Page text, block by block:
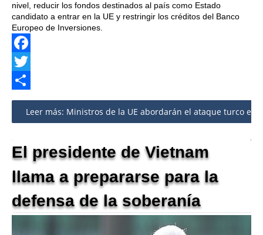
nivel, reducir los fondos destinados al país como Estado
candidato a entrar en la UE y restringir los créditos del Banco
Europeo de Inversiones.
Facebook
Twitter
Share
Leer más: Ministros de la UE abordarán el ataque turco en
El presidente de Vietnam
llama a prepararse para la
defensa de la soberanía